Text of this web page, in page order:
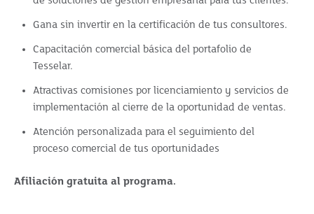
Gana sin invertir en la certificación de tus consultores.
Capacitación comercial básica del portafolio de
Tesselar.
Atractivas comisiones por licenciamiento y servicios de
implementación al cierre de la oportunidad de ventas.
Atención personalizada para el seguimiento del
proceso comercial de tus oportunidades
Afiliación gratuita al programa.